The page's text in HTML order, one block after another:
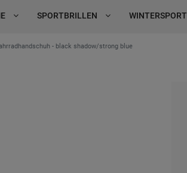
SPORTBRILLEN WINTERSPORT
- black shadow/strong blue